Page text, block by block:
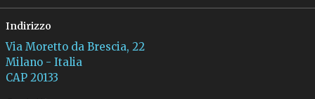
Indirizzo
Via Moretto da Brescia, 22
Milano - Italia
CAP 20133